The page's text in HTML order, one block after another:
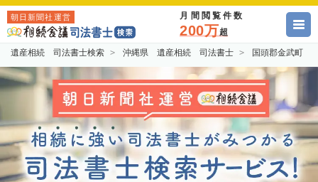
朝日新聞社運営 月間閲覧件数
200万超
遺産相続 司法書士検索 沖縄県 遺産相続 司法書士 国頭郡金武町